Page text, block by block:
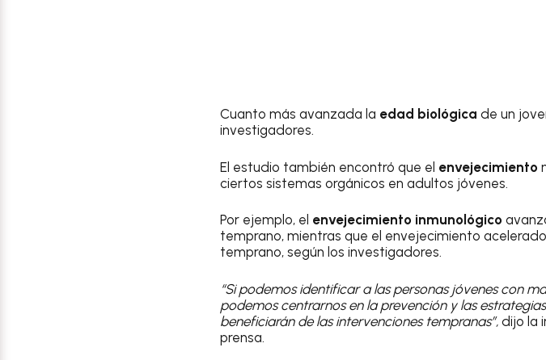
Cuanto más avanzada la edad biológica de un
investigadores.
El estudio también encontró que el envejecimiento
ciertos sistemas orgánicos en adultos jóvenes.
Por ejemplo, el envejecimiento inmunológico
temprano, mientras que el envejecimiento
temprano, según los investigadores.
“Si podemos identificar a las personas jóvenes con
podemos centrarnos en la prevención y las
beneficiarán de las intervenciones tempranas”, dijo la
prensa.